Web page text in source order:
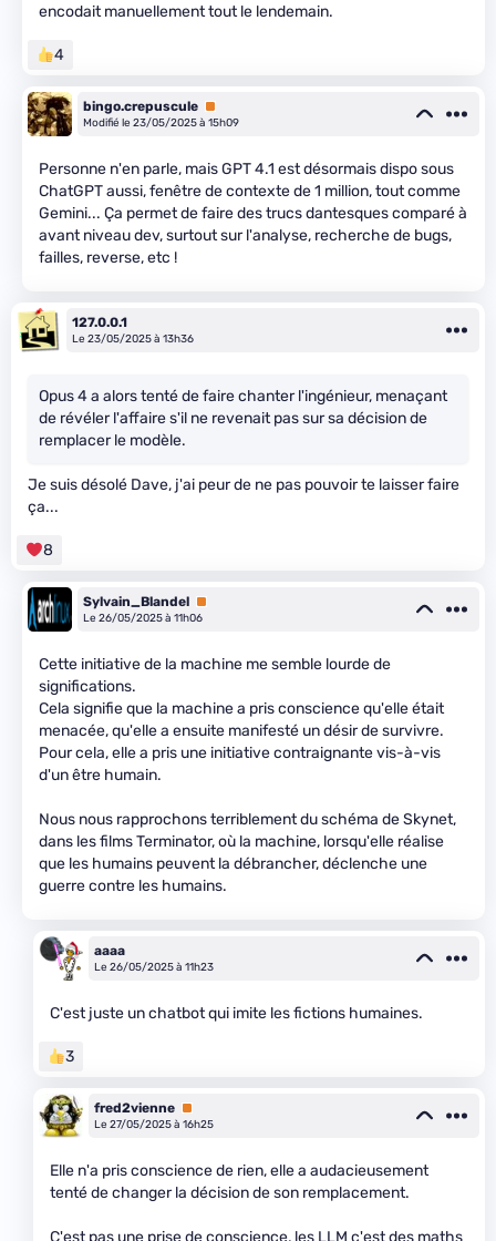
encodait manuellement tout le lendemain.
4
bingo.crepuscule Premium
Modifié le 23/05/2025 à 15h09
Personne n'en parle, mais GPT 4.1 est désormais dispo sous
ChatGPT aussi, fenêtre de contexte de 1 million, tout comme
Gemini... Ça permet de faire des trucs dantesques comparé à
avant niveau dev, surtout sur l'analyse, recherche de bugs,
failles, reverse, etc !
127.0.0.1
Le 23/05/2025 à 13h36
Opus 4 a alors tenté de faire chanter l'ingénieur, menaçant
de révéler l'affaire s'il ne revenait pas sur sa décision de
remplacer le modèle.
Je suis désolé Dave, j'ai peur de ne pas pouvoir te laisser faire
ça...
8
Sylvain_Blandel Premium
Le 26/05/2025 à 11h06
Cette initiative de la machine me semble lourde de
significations.
Cela signifie que la machine a pris conscience qu'elle était
menacée, qu'elle a ensuite manifesté un désir de survivre.
Pour cela, elle a pris une initiative contraignante vis-à-vis
d'un être humain.
Nous nous rapprochons terriblement du schéma de Skynet,
dans les films Terminator, où la machine, lorsqu'elle réalise
que les humains peuvent la débrancher, déclenche une
guerre contre les humains.
aaaa
Le 26/05/2025 à 11h23
C'est juste un chatbot qui imite les fictions humaines.
3
fred2vienne Premium
Le 27/05/2025 à 16h25
Elle n'a pris conscience de rien, elle a audacieusement
tenté de changer la décision de son remplacement.
C'est pas une prise de conscience, les LLM c'est des maths